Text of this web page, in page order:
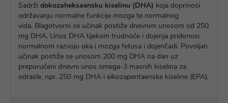
Sadrži dokozaheksaensku kiselinu (DHA) koja doprinosi
održavanju normalne funkcije mozga te normalnog
vida. Blagotvorni se učinak postiže dnevnim unosom od 250
mg DHA. Unos DHA tijekom trudnoće i dojenja pridonosi
normalnom razvoju oka i mozga fetusa i dojenčadi. Povoljan
učinak postiže se unosom 200 mg DHA na dan uz
preporučeni dnevni unos omega-3 masnih kiselina za
odrasle, npr. 250 mg DHA i eikozapentaenske kiseline (EPA).